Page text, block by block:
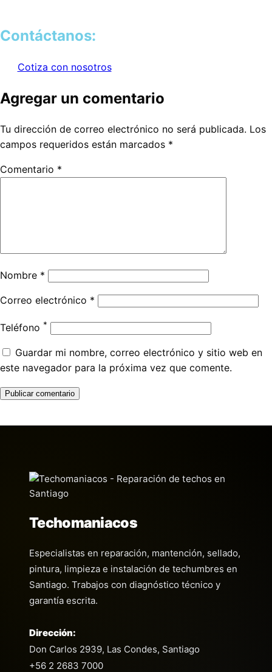
Contáctanos:
Cotiza con nosotros
Agregar un comentario
Tu dirección de correo electrónico no será publicada. Los
campos requeridos están marcados *
Comentario *
Nombre *
Correo electrónico *
Teléfono *
Guardar mi nombre, correo electrónico y sitio web en
este navegador para la próxima vez que comente.
Techomaniacos
Especialistas en reparación, mantención, sellado,
pintura, limpieza e instalación de techumbres en
Santiago. Trabajos con diagnóstico técnico y
garantía escrita.
Dirección:
Don Carlos 2939, Las Condes, Santiago
+56 2 2683 7000